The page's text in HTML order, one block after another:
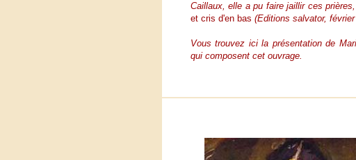
Caillaux, elle a pu faire jaillir ces
et cris d'en bas (Editions salvator, février
Vous trouvez ici la présentation de
qui composent cet ouvrage.